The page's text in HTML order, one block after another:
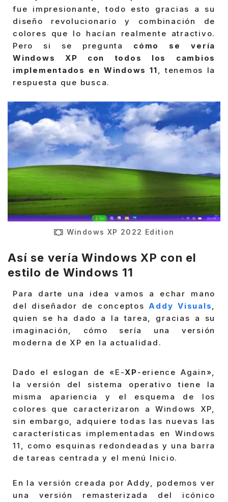
fue impresionante, todo esto gracias a su
diseño revolucionario y combinación de
colores que lo hacían realmente atractivo.
Pero si se pregunta cómo se vería
Windows XP con todos los cambios
implementados en Windows 11
, tenemos la
respuesta que busca.
Windows XP 2022 Edition
Así se vería Windows XP con el
estilo de Windows 11
Para darte una idea vamos a echar mano
del diseñador de conceptosAddy Visuals,
quien se ha dado a la tarea, gracias a su
imaginación, cómo sería una versión
moderna de XP en la actualidad.
Dado el eslogan de «E-XP-erience Again»,
la versión del sistema operativo tiene la
misma apariencia y el esquema de los
colores que caracterizaron a Windows XP,
sin embargo, adquiere todas las nuevas las
características implementadas en Windows
11, como esquinas redondeadas y una barra
de tareas centrada y el menú Inicio.
En la versión creada por Addy, podemos ver
una versión remasterizada del icónico